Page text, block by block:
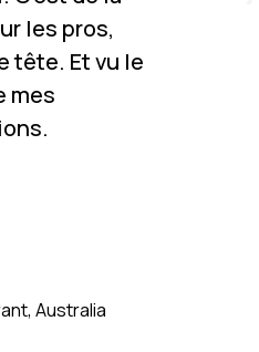
les pros,
tête. Et vu le
mes
Australia